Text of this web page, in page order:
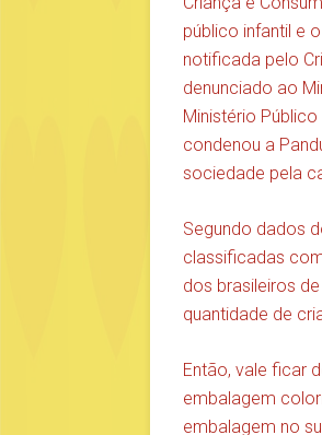
público infantil e
notificada pelo
denunciado ao
Ministério
condenou a
sociedade pela
Segundo dados
classificadas
dos brasileiros
quantidade de
Então, vale ficar
embalagem
embalagem no